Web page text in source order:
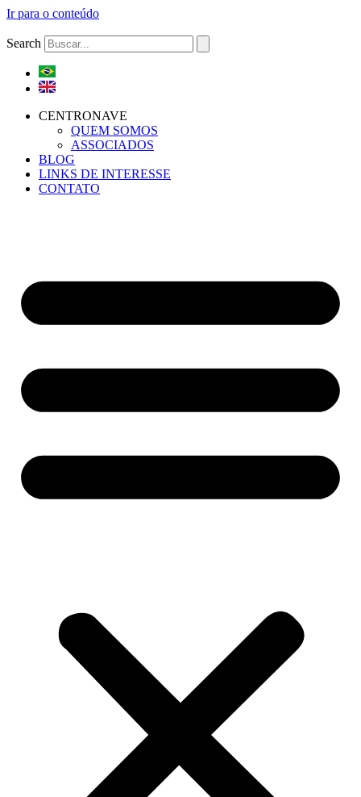
Ir para o conteúdo
Search
CENTRONAVE
QUEM SOMOS
ASSOCIADOS
BLOG
LINKS DE INTERESSE
CONTATO